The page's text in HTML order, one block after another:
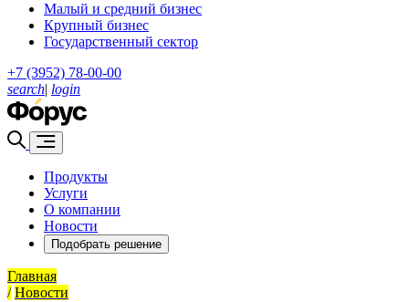
Малый и средний бизнес
Крупный бизнес
Государственный сектор
+7 (3952) 78-00-00
search| login
Продукты
Услуги
О компании
Новости
Подобрать решение
Главная
/ Новости